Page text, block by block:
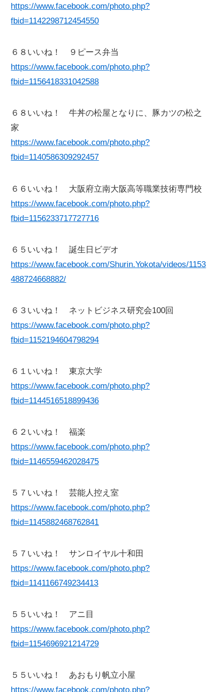
https://www.facebook.com/photo.php?
fbid=1142298712454550
６８いいね！ ９ピース弁当
https://www.facebook.com/photo.php?
fbid=1156418331042588
６８いいね！ 牛丼の松屋となりに、豚カツの松之
家
https://www.facebook.com/photo.php?
fbid=1140586309292457
６６いいね！ 大阪府立南大阪高等職業技術専門校
https://www.facebook.com/photo.php?
fbid=1156233717727716
６５いいね！ 誕生日ビデオ
https://www.facebook.com/Shurin.Yokota/videos/1153
488724668882/
６３いいね！ ネットビジネス研究会100回
https://www.facebook.com/photo.php?
fbid=1152194604798294
６１いいね！ 東京大学
https://www.facebook.com/photo.php?
fbid=1144516518899436
６２いいね！ 福楽
https://www.facebook.com/photo.php?
fbid=1146559462028475
５７いいね！ 芸能人控え室
https://www.facebook.com/photo.php?
fbid=1145882468762841
５７いいね！ サンロイヤル十和田
https://www.facebook.com/photo.php?
fbid=1141166749234413
５５いいね！ アニ目
https://www.facebook.com/photo.php?
fbid=1154696921214729
５５いいね！ あおもり帆立小屋
https://www.facebook.com/photo.php?